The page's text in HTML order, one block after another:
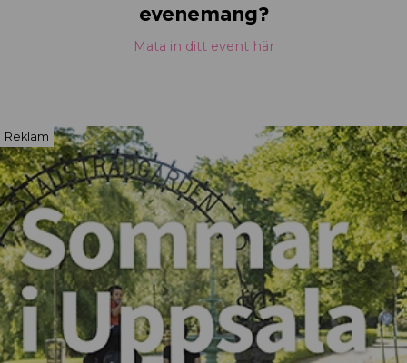
evenemang?
Mata in ditt event här
Reklam